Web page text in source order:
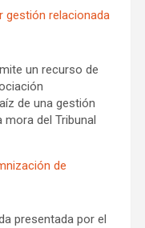
gestión relacionada
un recurso de
de una gestión
mora del Tribunal
de
presentada por el